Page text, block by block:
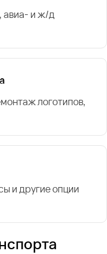
авиа- и ж/д
логотипов,
и другие опции